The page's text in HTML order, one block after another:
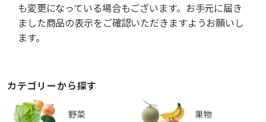
も変更になっている場合もございます。お手元に届き
ました商品の表示をご確認いただきますようお願いし
ます。
カテゴリーから探す